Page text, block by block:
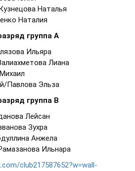
Наталья
Наталия
группа А
Ильяра
Лиана
Павлова Эльза
группа В
Лейсан
Зухра
Анжела
Ильнара
club217587652?w=wall-